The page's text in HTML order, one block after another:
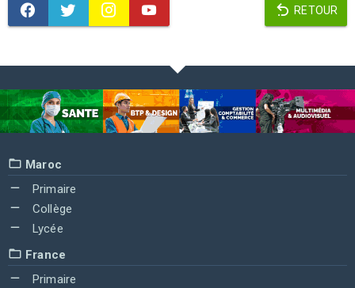
RETOUR
Maroc
Primaire
Collège
Lycée
France
Primaire